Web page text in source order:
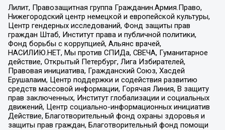
Лилит, Правозащитная группа Гражданин.Армия.Право,
Нижегородский центр немецкой и европейской культуры,
Центр гендерных исследований, Фонд защиты прав
граждан Штаб, Институт права и публичной политики,
Фонд борьбы с коррупцией, Альянс врачей,
НАСИЛИЮ.НЕТ, Мы против СПИДа, СВЕЧА, Гуманитарное
действие, Открытый Петербург, Лига Избирателей,
Правовая инициатива, Гражданский Союз, Хасдей
Ерушалаим, Центр поддержки и содействия развитию
средств массовой информации, Горячая Линия, В защиту
прав заключенных, Институт глобализации и социальных
движений, Центр социально-информационных инициатив
Действие, Благотворительный фонд охраны здоровья и
защиты прав граждан, Благотворительный фонд помощи